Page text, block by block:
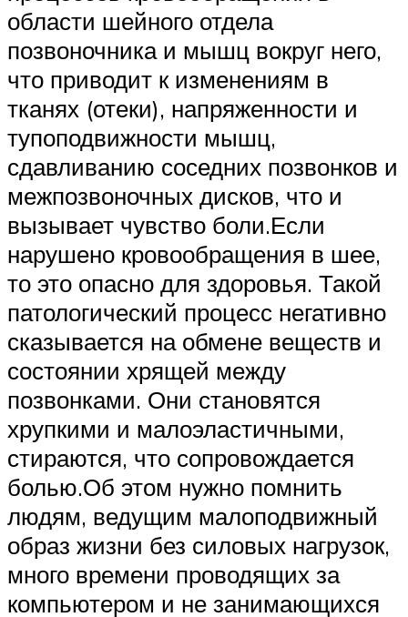
области шейного отдела
позвоночника и мышц вокруг него,
что приводит к изменениям в
тканях (отеки), напряженности и
тупоподвижности мышц,
сдавливанию соседних позвонков и
межпозвоночных дисков, что и
вызывает чувство боли.Если
нарушено кровообращения в шее,
то это опасно для здоровья. Такой
патологический процесс негативно
сказывается на обмене веществ и
состоянии хрящей между
позвонками. Они становятся
хрупкими и малоэластичными,
стираются, что сопровождается
болью.Об этом нужно помнить
людям, ведущим малоподвижный
образ жизни без силовых нагрузок,
много времени проводящих за
компьютером и не занимающихся